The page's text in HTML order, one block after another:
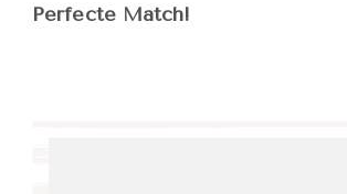
Perfecte Match!